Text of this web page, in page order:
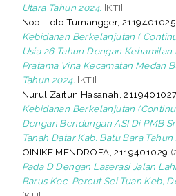
Utara Tahun 2024. [KTI]
Nopi Lolo Tumangger, 2119401025
Kebidanan Berkelanjutan (
Usia 26 Tahun Dengan
Pratama Vina Kecamatan Medan
Tahun 2024. [KTI]
Nurul Zaitun Hasanah, 2119401027
Kebidanan Berkelanjutan
Dengan Bendungan ASI Di PMB
Tanah Datar Kab. Batu Bara Tahun
OINIKE MENDROFA, 2119401029
Pada D Dengan Laserasi Jalan
Barus Kec. Percut Sei Tuan Keb,